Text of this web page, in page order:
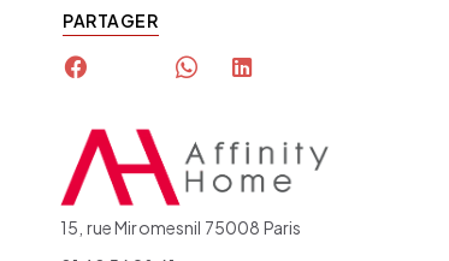
PARTAGER
15, rue Miromesnil 75008 Paris